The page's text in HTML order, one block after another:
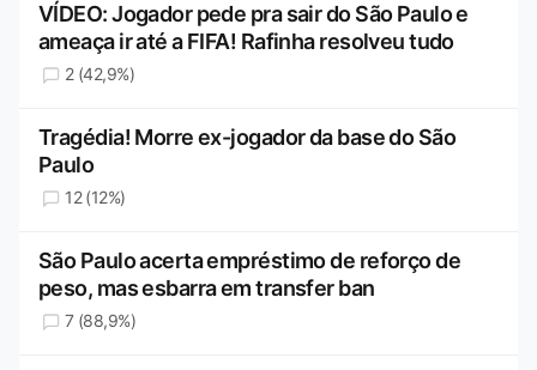
VÍDEO: Jogador pede pra sair do São Paulo e
ameaça ir até a FIFA! Rafinha resolveu tudo
2 (42,9%)
Tragédia! Morre ex-jogador da base do São
Paulo
12 (12%)
São Paulo acerta empréstimo de reforço de
peso, mas esbarra em transfer ban
7 (88,9%)